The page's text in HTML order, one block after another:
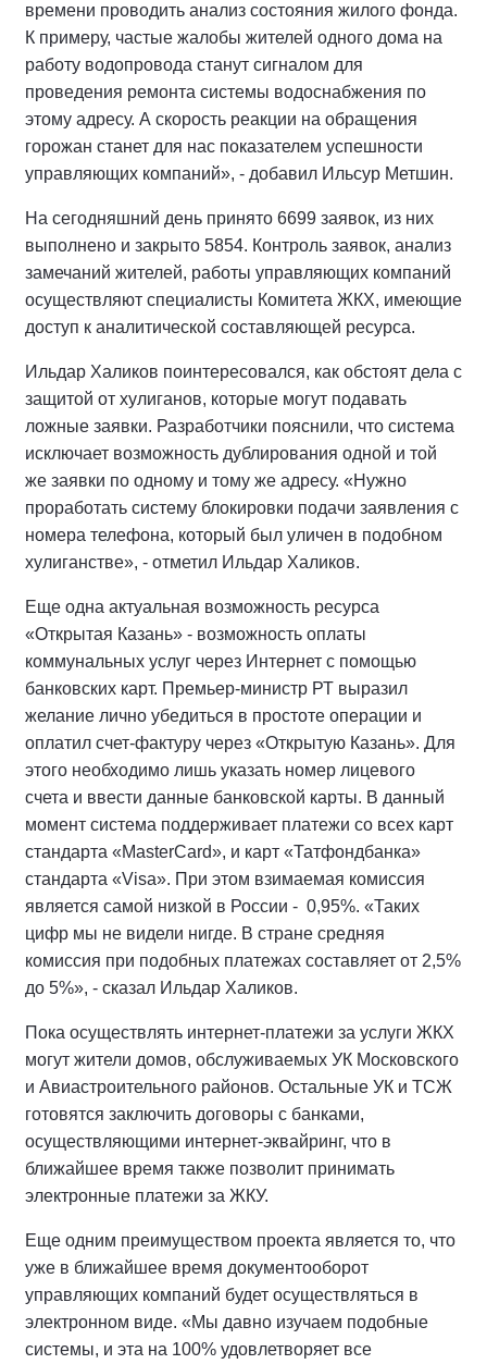
времени проводить анализ состояния жилого фонда.
К примеру, частые жалобы жителей одного дома на
работу водопровода станут сигналом для
проведения ремонта системы водоснабжения по
этому адресу. А скорость реакции на обращения
горожан станет для нас показателем успешности
управляющих компаний», - добавил Ильсур Метшин.
На сегодняшний день принято 6699 заявок, из них
выполнено и закрыто 5854. Контроль заявок, анализ
замечаний жителей, работы управляющих компаний
осуществляют специалисты Комитета ЖКХ, имеющие
доступ к аналитической составляющей ресурса.
Ильдар Халиков поинтересовался, как обстоят дела с
защитой от хулиганов, которые могут подавать
ложные заявки. Разработчики пояснили, что система
исключает возможность дублирования одной и той
же заявки по одному и тому же адресу. «Нужно
проработать систему блокировки подачи заявления с
номера телефона, который был уличен в подобном
хулиганстве», - отметил Ильдар Халиков.
Еще одна актуальная возможность ресурса
«Открытая Казань» - возможность оплаты
коммунальных услуг через Интернет с помощью
банковских карт. Премьер-министр РТ выразил
желание лично убедиться в простоте операции и
оплатил счет-фактуру через «Открытую Казань». Для
этого необходимо лишь указать номер лицевого
счета и ввести данные банковской карты. В данный
момент система поддерживает платежи со всех карт
стандарта «MasterCard», и карт «Татфондбанка»
стандарта «Visa». При этом взимаемая комиссия
является самой низкой в России - 0,95%. «Таких
цифр мы не видели нигде. В стране средняя
комиссия при подобных платежах составляет от 2,5%
до 5%», - сказал Ильдар Халиков.
Пока осуществлять интернет-платежи за услуги ЖКХ
могут жители домов, обслуживаемых УК Московского
и Авиастроительного районов. Остальные УК и ТСЖ
готовятся заключить договоры с банками,
осуществляющими интернет-эквайринг, что в
ближайшее время также позволит принимать
электронные платежи за ЖКУ.
Еще одним преимуществом проекта является то, что
уже в ближайшее время документооборот
управляющих компаний будет осуществляться в
электронном виде. «Мы давно изучаем подобные
системы, и эта на 100% удовлетворяет все